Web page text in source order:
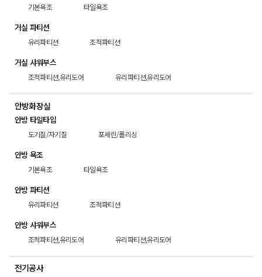
기본욕조 타일욕조
거실 파티션
유리파티션 조적파티션
거실 샤워부스
조적파티션,유리도어 유리파티션,유리도어
안방화장실
안방 타일타입
도기질/자기질 포세린/폴리싱
안방 욕조
기본욕조 타일욕조
안방 파티션
유리파티션 조적파티션
안방 샤워부스
조적파티션,유리도어 유리파티션,유리도어
전기공사